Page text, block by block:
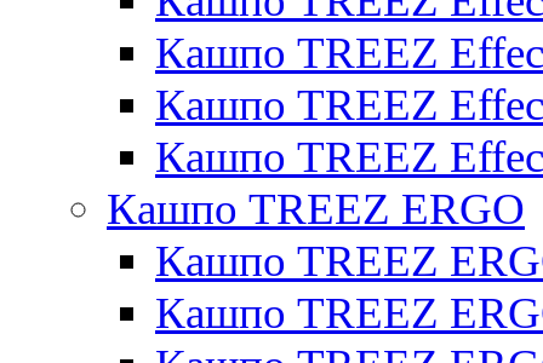
Кашпо TREEZ
Кашпо TREEZ
Кашпо TREEZ
Кашпо TREEZ ERGO
Кашпо TREEZ
Кашпо TREEZ